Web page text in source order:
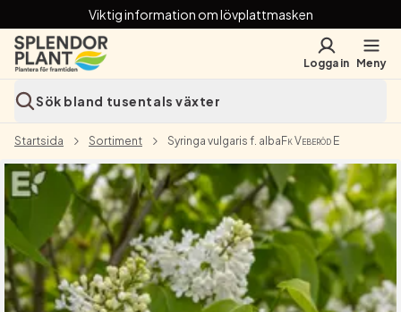
Viktig information om lövplattmasken
Logga in Meny
Sök bland tusentals växter
Startsida Sortiment Syringa vulgaris f. alba Fk Veberöd E